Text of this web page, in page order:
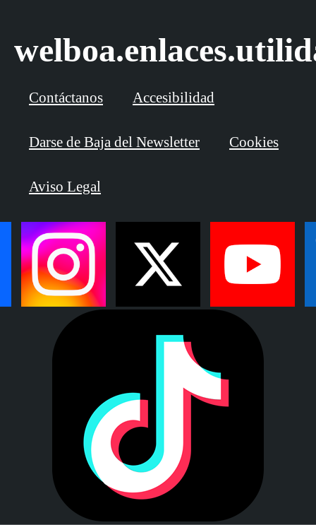
Contáctanos Accesibilidad
Darse de Baja del Newsletter Cookies
Aviso Legal